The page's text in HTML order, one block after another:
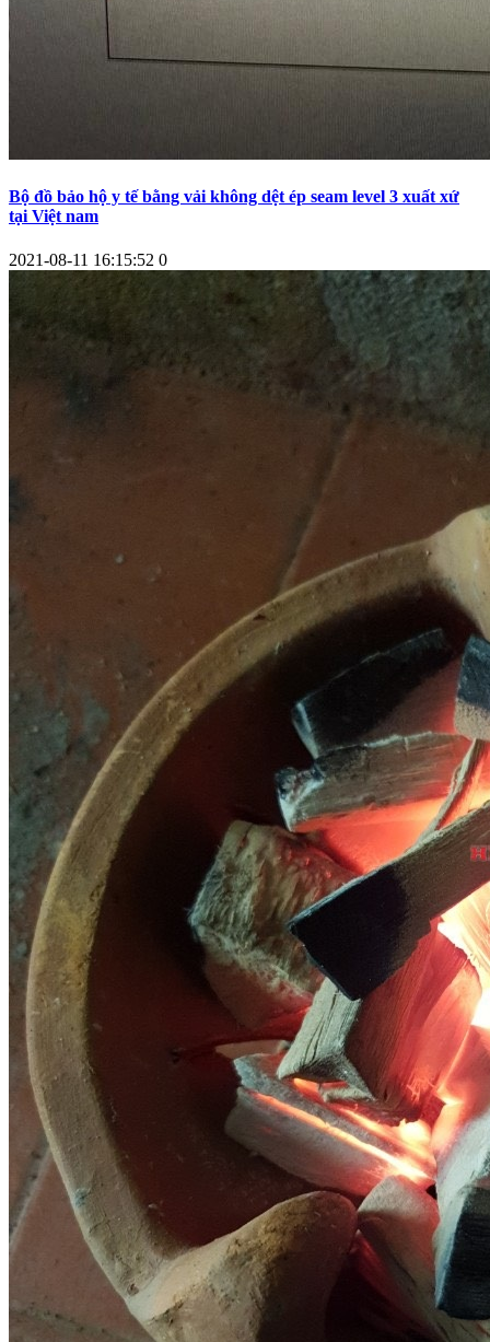
Bộ đồ bảo hộ y tế bằng vải không dệt ép seam level 3 xuất xứ
tại Việt nam
2021-08-11 16:15:52 0